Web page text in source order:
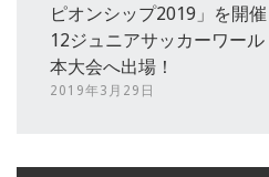
ピオンシップ2019」を開
12ジュニアサッカーワール
本大会へ出場！
2019年3月29日